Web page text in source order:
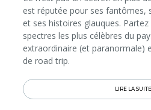
est réputée pour ses fantômes,
et ses histoires glauques.
spectres les plus célèbres du
extraordinaire (et paranormale)
de road trip.
LIRE LA SUITE